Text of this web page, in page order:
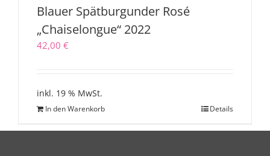
Blauer Spätburgunder Rosé
„Chaiselongue“ 2022
42,00 €
inkl. 19 % MwSt.
In den Warenkorb Details